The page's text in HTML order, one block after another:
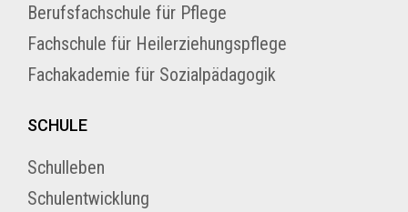
Berufsfachschule für Pflege
Fachschule für Heilerziehungspflege
Fachakademie für Sozialpädagogik
SCHULE
Schulleben
Schulentwicklung